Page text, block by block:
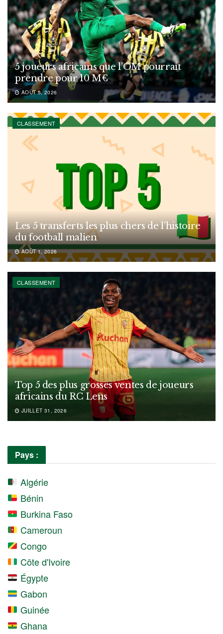
5 joueurs africains que l’OM pourrait
prendre pour 10 M€
AOÛT 5, 2026
CLASSEMENT
Les 5 transferts les plus chers de l’histoire
du football malien
AOÛT 1, 2026
CLASSEMENT
Top 5 des plus grosses ventes de joueurs
africains du RC Lens
JUILLET 31, 2026
Pays :
Algérie
Bénin
Burkina Faso
Cameroun
Congo
Côte d'Ivoire
Égypte
Gabon
Guinée
Ghana